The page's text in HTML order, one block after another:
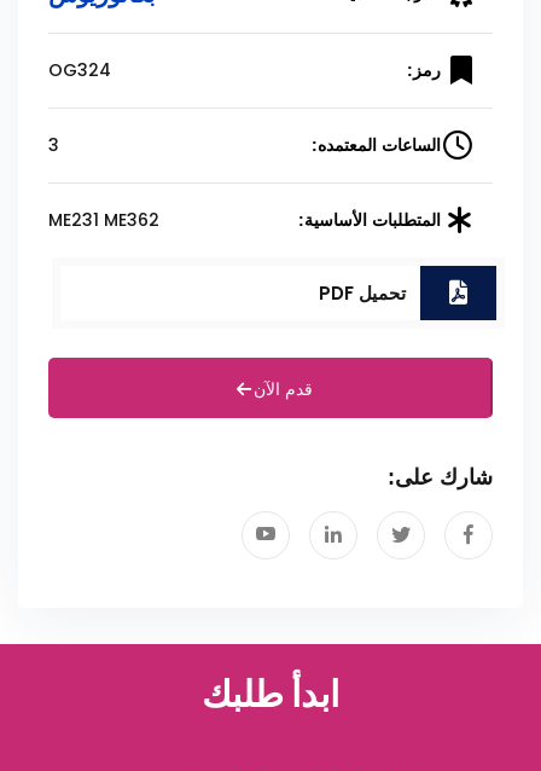
رمز: OG324
الساعات المعتمده: 3
المتطلبات الأساسية: ME231 ME362
تحميل PDF
قدم الآن
شارك على:
ابدأ طلبك